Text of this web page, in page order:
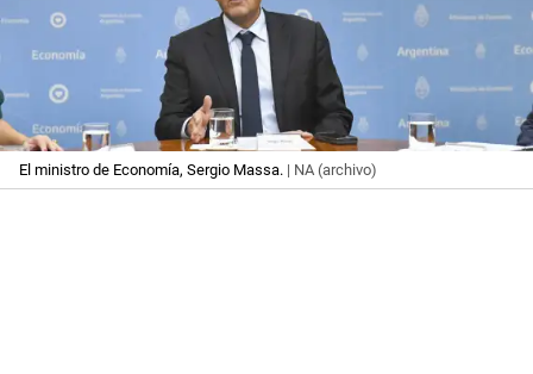
El ministro de Economía, Sergio Massa. | NA (archivo)